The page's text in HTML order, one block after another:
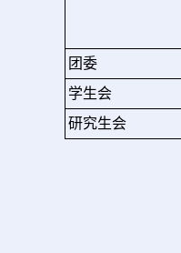
团委
学生会
研究生会